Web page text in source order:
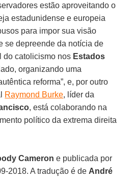
estão aproveitando o
estadunidense e europeia
para impor sua visão
se depreende da notícia de
do catolicismo nos Estados
organizando uma
reforma”, e, por outro
Raymond Burke, líder da
, está colaborando na
político da extrema direita
Cameron e publicada por
2018. A tradução é de André